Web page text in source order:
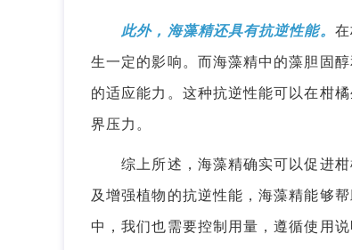
此外，海藻精还具有抗逆性能。
生一定的影响。而海藻精中的藻胆固
的适应能力。这种抗逆性能可以在柑
界压力。
综上所述，海藻精确实可以促进柑
及增强植物的抗逆性能，海藻精能够
中，我们也需要控制用量，遵循使用